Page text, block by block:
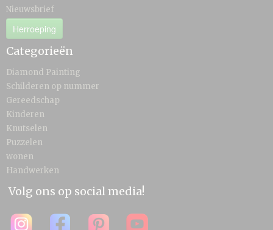
Nieuwsbrief
Herroeping
Categorieën
Diamond Painting
Schilderen op nummer
Gereedschap
Kinderen
Knutselen
Puzzelen
wonen
Handwerken
Volg ons op social media!